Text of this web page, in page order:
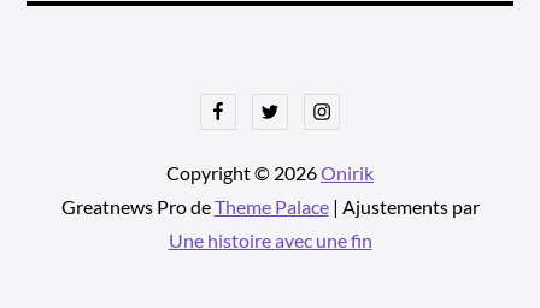
FacebookTwitterInstagram
Copyright © 2026Onirik
Greatnews Pro deTheme Palace| Ajustements par
Une histoire avec une fin